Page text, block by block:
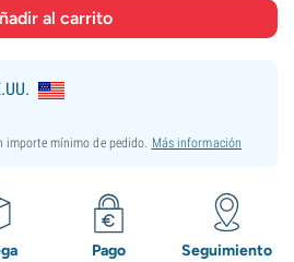
mínimo de pedido. Más información
Pago
Seguimiento